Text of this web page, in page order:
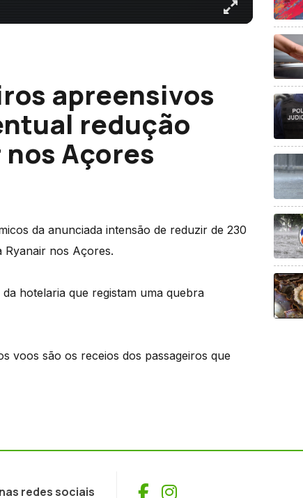
apreensivos
redução
Açores
da anunciada intensão de reduzir de 230
Ryanair nos Açores.
hotelaria que registam uma quebra
voos são os receios dos passageiros que
redes sociais Facebook
Instagram